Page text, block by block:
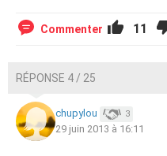
Commenter 11
RÉPONSE 4 / 25
chupylou 3
29 juin 2013 à 16:11